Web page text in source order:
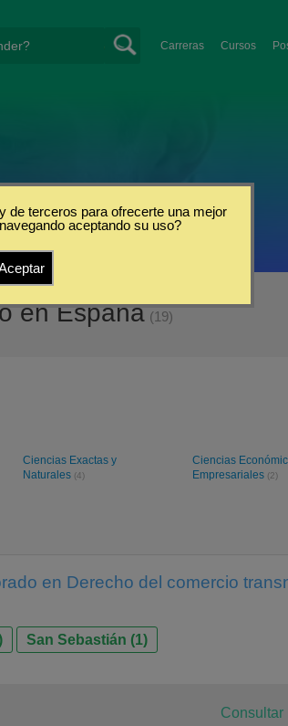
Carreras Cursos
en España (19)
Ciencias Exactas y
Naturales (4)
Ciencias
Empresariales (2)
en Derecho del comercio
San Sebastián (1)
Consultar
de terceros para ofrecerte una mejor
aceptando su uso?